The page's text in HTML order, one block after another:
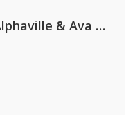
David Guetta, Alphaville & Ava Max